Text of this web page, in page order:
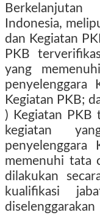
Indonesia,
dan Kegiatan
PKB
yang
penyelenggara
Kegiatan PKB;
) Kegiatan PKB
kegiatan
penyelenggara
memenuhi tata
dilakukan
kualifikasi